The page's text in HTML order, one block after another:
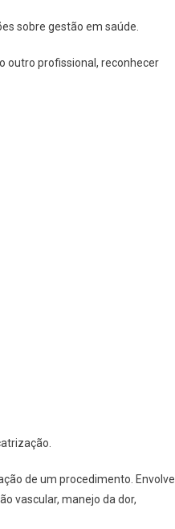
sobre gestão em saúde.
outro profissional, reconhecer
de um procedimento. Envolve
vascular, manejo da dor,